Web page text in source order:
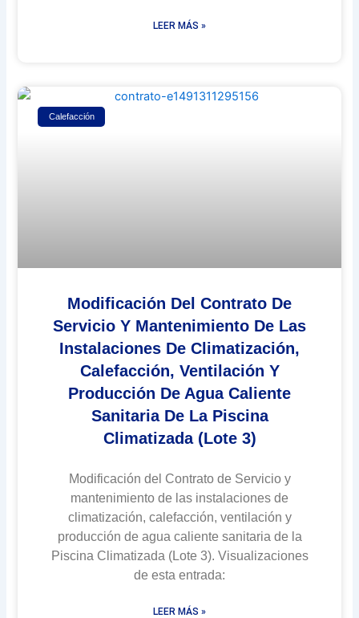
LEER MÁS »
Calefacción
Modificación Del Contrato De
Servicio Y Mantenimiento De Las
Instalaciones De Climatización,
Calefacción, Ventilación Y
Producción De Agua Caliente
Sanitaria De La Piscina
Climatizada (Lote 3)
Modificación del Contrato de Servicio y
mantenimiento de las instalaciones de
climatización, calefacción, ventilación y
producción de agua caliente sanitaria de la
Piscina Climatizada (Lote 3). Visualizaciones
de esta entrada:
LEER MÁS »